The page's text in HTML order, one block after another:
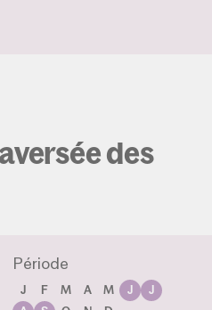
des
Période
J
F M A M J
J